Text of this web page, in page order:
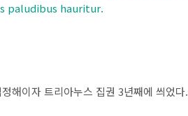
paludibus hauritur.
해이자 트리아누스 집권 3년째에 씌었다.